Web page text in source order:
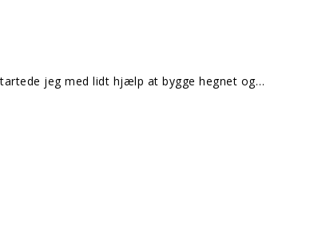
jeg med lidt hjælp at bygge hegnet og…